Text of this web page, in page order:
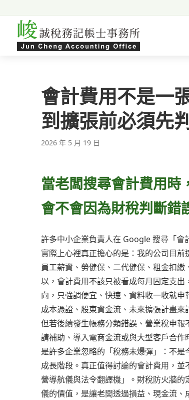
會計費用不是一
到擴張前必須先
2026 年 5 月 19 日
當老闆搜尋會計費用時
會不會因為財稅判斷錯
許多中小企業負責人在 Google 搜尋「會
實際上心裡真正擔心的是：我的公司目
員工薪資、勞健保、二代健保、租金扣
以，會計費用不該只被看成每月固定支
向，只強調便宜、快速、資料收一收就
成本憑證、股東資金流、未來擴張計畫
但若後續發生帳務分類錯誤、營業稅申
請補助、導入電商金流或與大型客戶合
是許多企業忽略的「稅務未爆彈」：不
成長階段。真正值得討論的會計費用，
營導航儀與法令翻譯機」。財稅防火牆
儀的價值，是讓老闆透過損益、現金流